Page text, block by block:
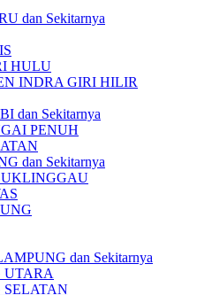
dan Sekitarnya
HULU
INDRA GIRI HILIR
dan Sekitarnya
PENUH
dan Sekitarnya
dan Sekitarnya
UTARA